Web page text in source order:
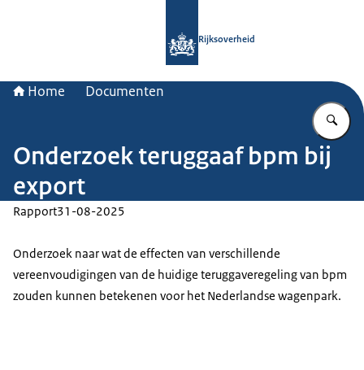
Rijksoverheid
Home Documenten
Onderzoek teruggaaf bpm bij
export
Rapport31-08-2025
Onderzoek naar wat de effecten van verschillende
vereenvoudigingen van de huidige teruggaveregeling van bpm
zouden kunnen betekenen voor het Nederlandse wagenpark.